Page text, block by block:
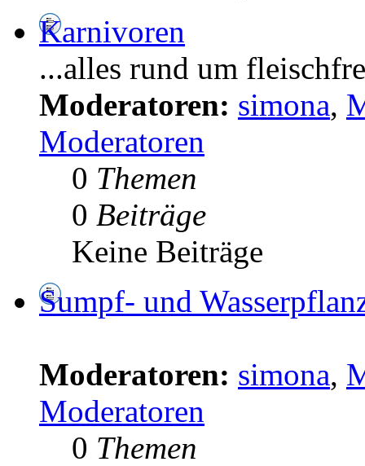
Karnivoren
...alles rund um
Moderatoren: simona,
Moderatoren
0 Themen
0 Beiträge
Keine Beiträge
Sumpf- und
Moderatoren: simona,
Moderatoren
0 Themen